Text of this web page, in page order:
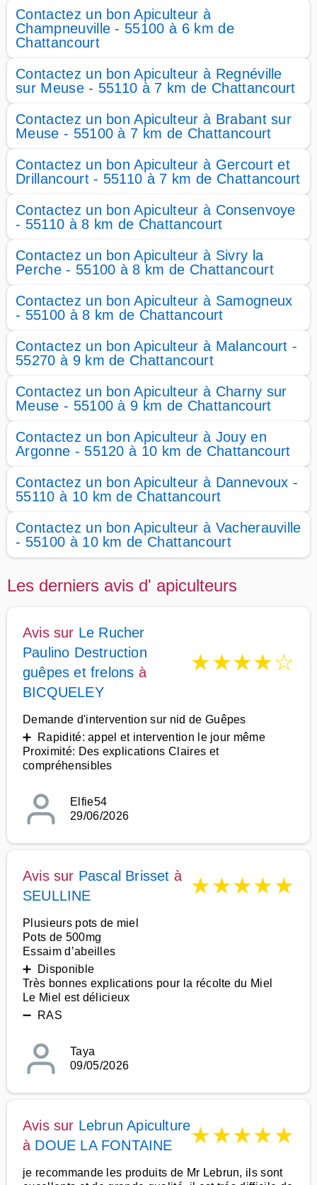
Contactez un bon Apiculteur à
Champneuville - 55100 à 6 km de
Chattancourt
Contactez un bon Apiculteur à Regnéville
sur Meuse - 55110 à 7 km de Chattancourt
Contactez un bon Apiculteur à Brabant sur
Meuse - 55100 à 7 km de Chattancourt
Contactez un bon Apiculteur à Gercourt et
Drillancourt - 55110 à 7 km de Chattancourt
Contactez un bon Apiculteur à Consenvoye
- 55110 à 8 km de Chattancourt
Contactez un bon Apiculteur à Sivry la
Perche - 55100 à 8 km de Chattancourt
Contactez un bon Apiculteur à Samogneux
- 55100 à 8 km de Chattancourt
Contactez un bon Apiculteur à Malancourt -
55270 à 9 km de Chattancourt
Contactez un bon Apiculteur à Charny sur
Meuse - 55100 à 9 km de Chattancourt
Contactez un bon Apiculteur à Jouy en
Argonne - 55120 à 10 km de Chattancourt
Contactez un bon Apiculteur à Dannevoux -
55110 à 10 km de Chattancourt
Contactez un bon Apiculteur à Vacherauville
- 55100 à 10 km de Chattancourt
Les derniers avis d' apiculteurs
Avis sur Le Rucher
Paulino Destruction
guêpes et frelons à
BICQUELEY
★★★★☆
Demande d'intervention sur nid de Guêpes
➕ Rapidité: appel et intervention le jour même
Proximité: Des explications Claires et
compréhensibles
Elfie54
29/06/2026
Avis sur Pascal Brisset à
SEULLINE
★★★★★
Plusieurs pots de miel
Pots de 500mg
Essaim d’abeilles
➕ Disponible
Très bonnes explications pour la récolte du Miel
Le Miel est délicieux
➖ RAS
Taya
09/05/2026
Avis sur Lebrun Apiculture
à DOUE LA FONTAINE ★★★★★
je recommande les produits de Mr Lebrun, ils sont